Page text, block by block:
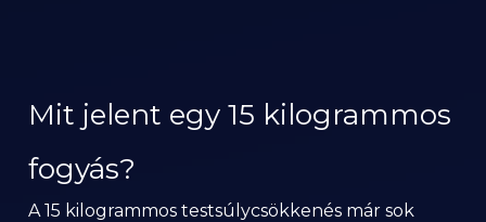
Mit jelent egy 15 kilogrammos
fogyás?
A 15 kilogrammos testsúlycsökkenés már sok